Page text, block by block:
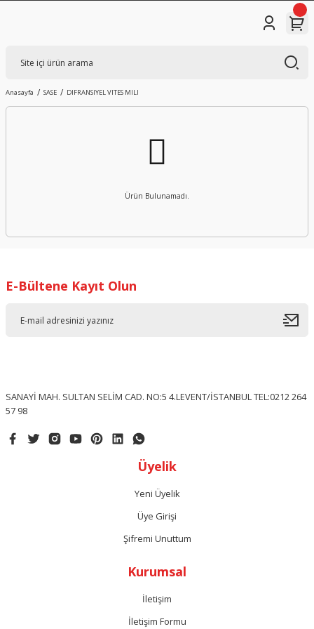
Anasayfa SASE DIFRANSIYEL VITES MILI
Ürün Bulunamadı.
E-Bültene Kayıt Olun
SANAYİ MAH. SULTAN SELİM CAD. NO:5 4.LEVENT/İSTANBUL TEL:0212 264
57 98
Üyelik
Yeni Üyelik
Üye Girişi
Şifremi Unuttum
Kurumsal
İletişim
İletişim Formu